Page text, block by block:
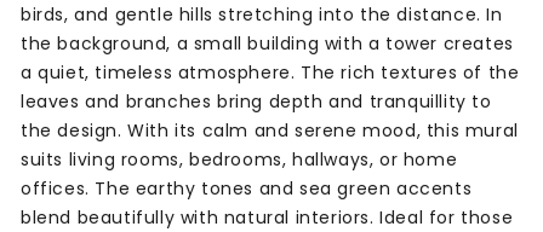
birds, and gentle hills stretching into the distance. In
the background, a small building with a tower creates
a quiet, timeless atmosphere. The rich textures of the
leaves and branches bring depth and tranquillity to
the design. With its calm and serene mood, this mural
suits living rooms, bedrooms, hallways, or home
offices. The earthy tones and sea green accents
blend beautifully with natural interiors. Ideal for those